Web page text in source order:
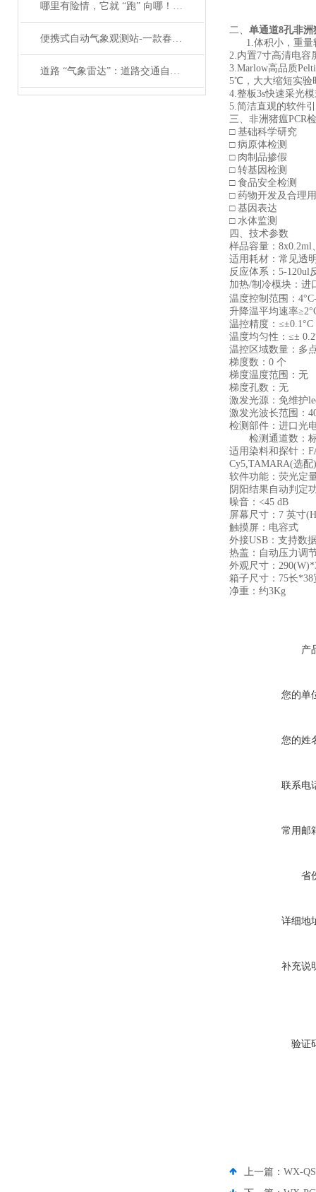
哪里有险情，它就 “跑” 向哪！应急移动式自动气象站，守住应急救援生命线
便携式自动气象观测站-一款春光明媚的移动一体化气象监测站#2023已更新
道路 “气象雷达”：道路交通自动气象监测系统守护出行安全
二、 单通道8孔非
1.体积小，重量
2.内置7寸高清电容
3.Marlow高品质
5℃，大大缩短实验
4.整板3s快速采光
5.简洁直观的软件
三、非洲猪瘟PCR
□ 基础科学研究
□ 病原体检测
□ 肉制品掺假
□ 转基因检测
□ 食品安全检测
□ 药物开发及合理
□ 基因表达
□ 水体监测
四、技术参数
样品容量：8x0.2ml
适用耗材：常见透
反应体系：5-120ul
加热/制冷模块：进
温度控制范围：
升降温平均速率
温控精度：≤±0.1°C
温度均匀性：≤±
温控区域数量：多
梯度数：0 个
梯度温度范围：无
梯度孔数：无
激发光源：免维护
激发光波长范围：
检测部件：进口光
检测通道数：标
适用染料和探针：
Cy5,TAMARA(选配)
软件功能：荧光定
阴阳结果自动判定
噪音：<45 dB
屏幕尺寸：7 英寸
触摸屏：电容式
外接USB：支持数
热盖：自动压力调
外观尺寸：
箱子尺寸：75长*38
净重：约3Kg
产
您的单
您的姓
联系电
常用邮
省
详细地
补充说
验证
上一篇： WX-